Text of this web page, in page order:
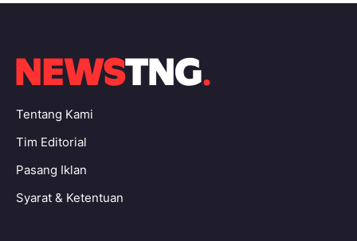
Tentang Kami
Tim Editorial
Pasang Iklan
Syarat & Ketentuan